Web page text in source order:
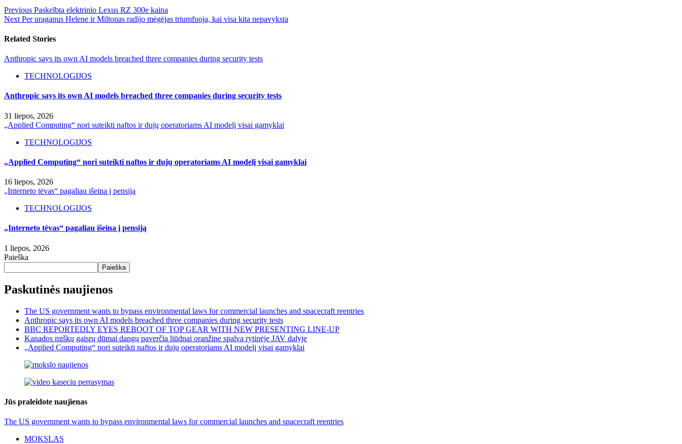
Previous Paskelbta elektrinio Lexus RZ 300e kaina
Next Per uraganus Helene ir Miltonas radijo mėgėjas triumfuoja, kai visa kita nepavyksta
Related Stories
Anthropic says its own AI models breached three companies during security tests
TECHNOLOGIJOS
Anthropic says its own AI models breached three companies during security tests
31 liepos, 2026
„Applied Computing“ nori suteikti naftos ir dujų operatoriams AI modelį visai gamyklai
TECHNOLOGIJOS
„Applied Computing“ nori suteikti naftos ir dujų operatoriams AI modelį visai gamyklai
16 liepos, 2026
„Interneto tėvas“ pagaliau išeina į pensiją
TECHNOLOGIJOS
„Interneto tėvas“ pagaliau išeina į pensiją
1 liepos, 2026
Paieška
Paieška
Paskutinės naujienos
The US government wants to bypass environmental laws for commercial launches and spacecraft reentries
Anthropic says its own AI models breached three companies during security tests
BBC REPORTEDLY EYES REBOOT OF TOP GEAR WITH NEW PRESENTING LINE-UP
Kanados miškų gaisrų dūmai dangų paverčia liūdnai oranžine spalva rytinėje JAV dalyje
„Applied Computing“ nori suteikti naftos ir dujų operatoriams AI modelį visai gamyklai
Jūs praleidote naujienas
The US government wants to bypass environmental laws for commercial launches and spacecraft reentries
MOKSLAS